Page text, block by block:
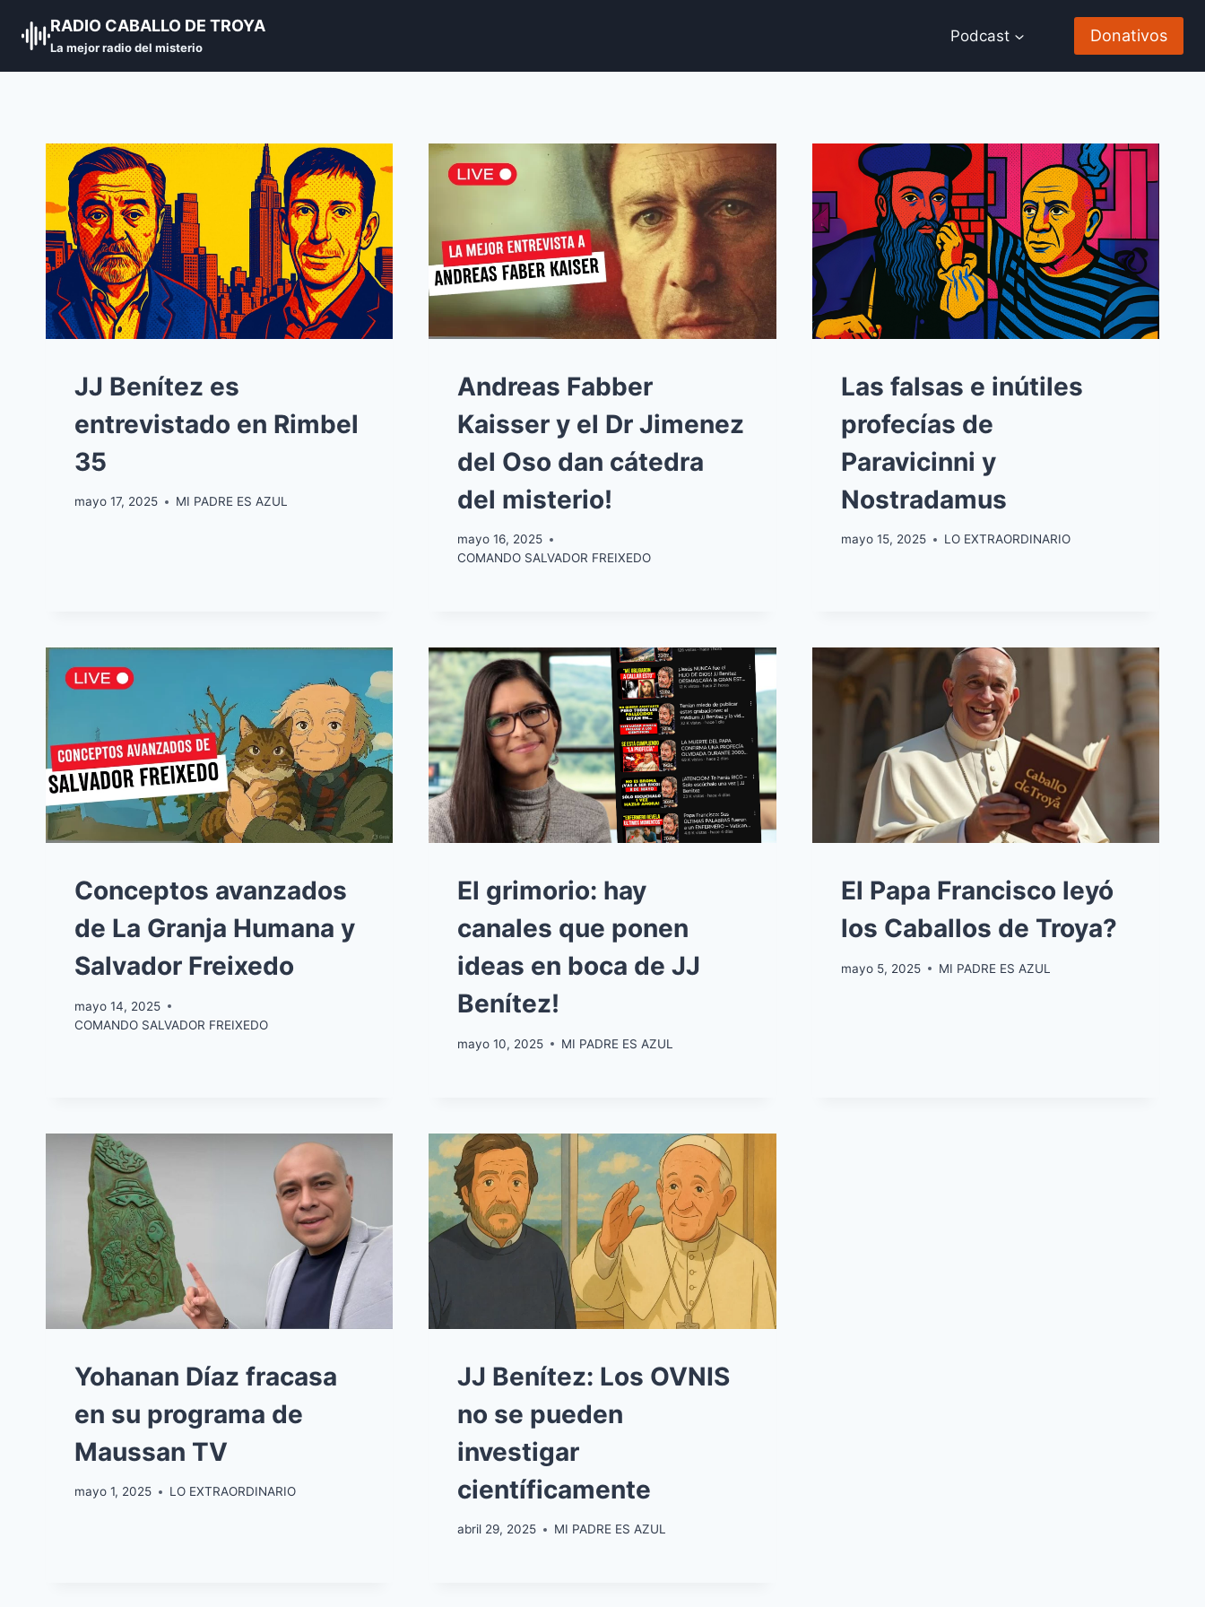
RADIO CABALLO DE TROYA
La mejor radio del misterio
Podcast Donativos
JJ Benítez es
entrevistado en Rimbel
35
mayo 17, 2025 MI PADRE ES AZUL
Andreas Fabber
Kaisser y el Dr Jimenez
del Oso dan cátedra
del misterio!
mayo 16, 2025
COMANDO SALVADOR FREIXEDO
Las falsas e inútiles
profecías de
Paravicinni y
Nostradamus
mayo 15, 2025 LO EXTRAORDINARIO
Conceptos avanzados
de La Granja Humana y
Salvador Freixedo
mayo 14, 2025
COMANDO SALVADOR FREIXEDO
El grimorio: hay
canales que ponen
ideas en boca de JJ
Benítez!
mayo 10, 2025 MI PADRE ES AZUL
El Papa Francisco leyó
los Caballos de Troya?
mayo 5, 2025 MI PADRE ES AZUL
Yohanan Díaz fracasa
en su programa de
Maussan TV
mayo 1, 2025 LO EXTRAORDINARIO
JJ Benítez: Los OVNIS
no se pueden
investigar
científicamente
abril 29, 2025 MI PADRE ES AZUL